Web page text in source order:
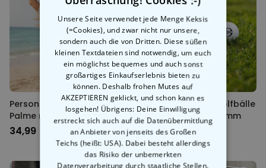
Personalisierbares T-Shirt
Palme mit Text
34,99 CHF
Personalisierbare Golfbälle
3er Set mit Monogramm
29,99 CHF
Unsere Seite verwendet jede Menge Keksis
(=Cookies), und zwar nicht nur unsere,
sondern auch die von Dritten. Diese süßen
kleinen Textdateien sind notwendig, um euch
ein möglichst bequemes und auch sonst
großartiges Einkaufserlebnis bieten zu
können. Deshalb frohen Mutes auf
AKZEPTIEREN geklickt, und schon kann es
losgehen! Übrigens: Deine Einwilligung
erstreckt sich auch auf die Datenübermittlung
an Anbieter von jenseits des Großen
Teichs (heißt: USA). Dabei besteht allerdings
das Risiko der unbemerkten
Datenverarbeitung durch staatliche Stellen.